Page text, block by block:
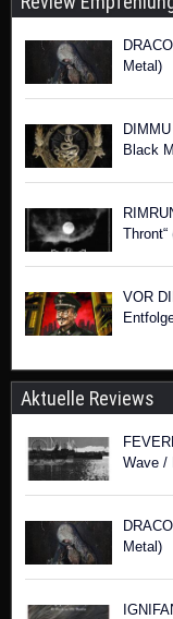
Metal)
Black
VOR
Aktuelle Reviews
Wave /
Metal)